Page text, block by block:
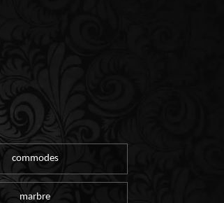
commodes
marbre